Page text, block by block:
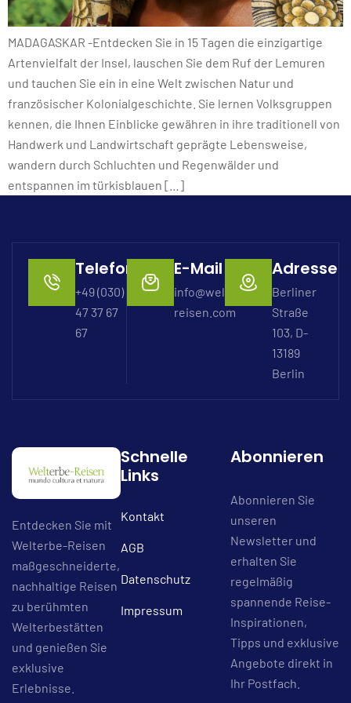
MADAGASKAR -Entdecken Sie in 15 Tagen die einzigartige
Artenvielfalt der Insel, lauschen Sie dem Ruf der Lemuren
und tauchen Sie ein in eine Welt zwischen Natur und
französischer Kolonialgeschichte. Sie lernen Volksgruppen
kennen, die Ihnen Einblicke gewähren in ihre traditionell von
Handwerk und Landwirtschaft geprägte Lebensweise,
wandern durch Schluchten und Regenwälder und
entspannen im türkisblauen […]
Telefon
+49 (030)
47 37 67
67
E-Mail
info@welterbe-
reisen.com
Adresse
Berliner
Straße
103, D-
13189
Berlin
Entdecken Sie mit
Welterbe-Reisen
maßgeschneiderte,
nachhaltige Reisen
zu berühmten
Welterbestätten
und genießen Sie
exklusive
Erlebnisse.
Schnelle
Links
Kontakt
AGB
Datenschutz
Impressum
Abonnieren
Abonnieren Sie
unseren
Newsletter und
erhalten Sie
regelmäßig
spannende Reise-
Inspirationen,
Tipps und exklusive
Angebote direkt in
Ihr Postfach.